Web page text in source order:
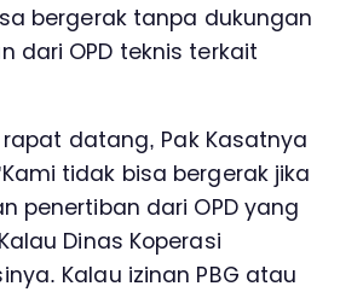
bergerak tanpa dukungan
dari OPD teknis terkait
datang, Pak Kasatnya
tidak bisa bergerak jika
penertiban dari OPD yang
Dinas Koperasi
Kalau izinan PBG atau